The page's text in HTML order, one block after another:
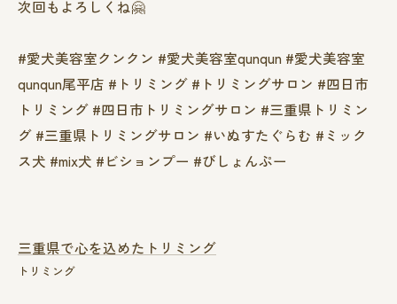
次回もよろしくね🤗
#愛犬美容室クンクン #愛犬美容室qunqun #愛犬美容室
qunqun尾平店 #トリミング #トリミングサロン #四日市
トリミング #四日市トリミングサロン #三重県トリミン
グ #三重県トリミングサロン #いぬすたぐらむ #ミック
ス犬 #mix犬 #ビションプー #びしょんぷー
三重県で心を込めたトリミング
トリミング